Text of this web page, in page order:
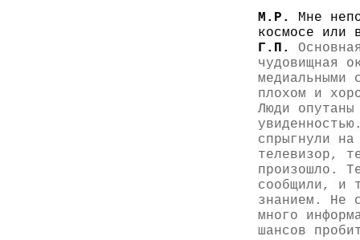
М.Р.
Мне
космосе или
Г.П.
чудовищная
медиальными
плохом и
Люди
спрыгнули
телевизор,
произошло.
сообщили, и
знанием. Не
много
шансов